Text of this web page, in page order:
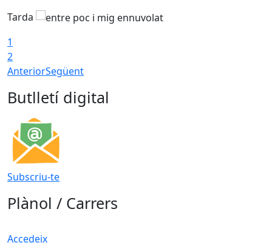
Tarda
1
2
AnteriorSegüent
Butlletí digital
Subscriu-te
Plànol / Carrers
Accedeix